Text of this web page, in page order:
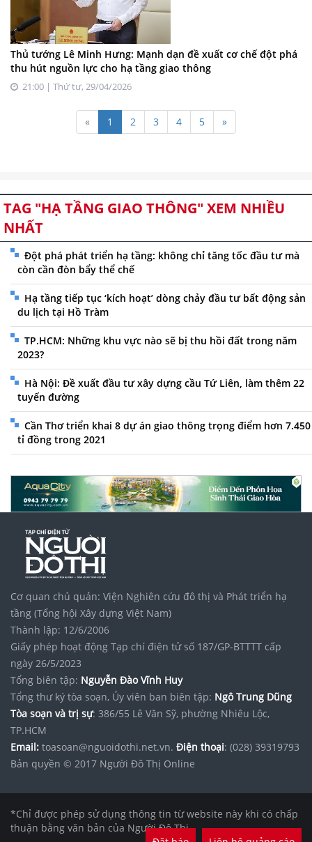
Thủ tướng Lê Minh Hưng: Mạnh dạn đề xuất cơ chế đột phá
thu hút nguồn lực cho hạ tầng giao thông
21:00 | Thứ tư, 29/04/2026
« 1 2 3 4 5 »
TAG "HẠ TẦNG GIAO THÔNG" XEM NHIỀU
NHẤT
Đột phá phát triển hạ tầng: không chỉ tăng tốc đầu tư mà
còn cần đòn bẩy thể chế
Hạ tầng tiếp tục ‘kích hoạt’ dòng chảy đầu tư bất động sản
du lịch tại Hồ Tràm
TP.HCM: Những khu vực nào sẽ bị thu hồi đất trong năm
2023?
Hà Nội: Đề xuất đầu tư xây dựng cầu Tứ Liên, làm thêm 22
tuyến đường
Cần Thơ triển khai 8 dự án giao thông trọng điểm hơn 7.450
tỉ đồng trong 2021
Cơ quan chủ quản: Viện Nghiên cứu đô thị và Phát triển hạ
tầng (Tổng hội Xây dựng Việt Nam)
Thành lập: 12/6/2006
Giấy phép hoạt động Tạp chí điện tử số 187/GP-BTTTT cấp
ngày 26/5/2023
Tổng biên tập: Nguyễn Đào Vĩnh Huy
Tổng thư ký tòa soạn, Ủy viên ban biên tập: Ngô Trung Dũng
Tòa soạn và trị sự: 386/55 Lê Văn Sỹ, phường Nhiêu Lộc,
TP.HCM
Email: toasoan@nguoidothi.net.vn. Điện thoại: (028) 39319793
Bản quyền © 2017 Người Đô Thị Online
*Chỉ được phép sử dụng thông tin từ website này khi có chấp
thuận bằng văn bản của Người Đô Thị.